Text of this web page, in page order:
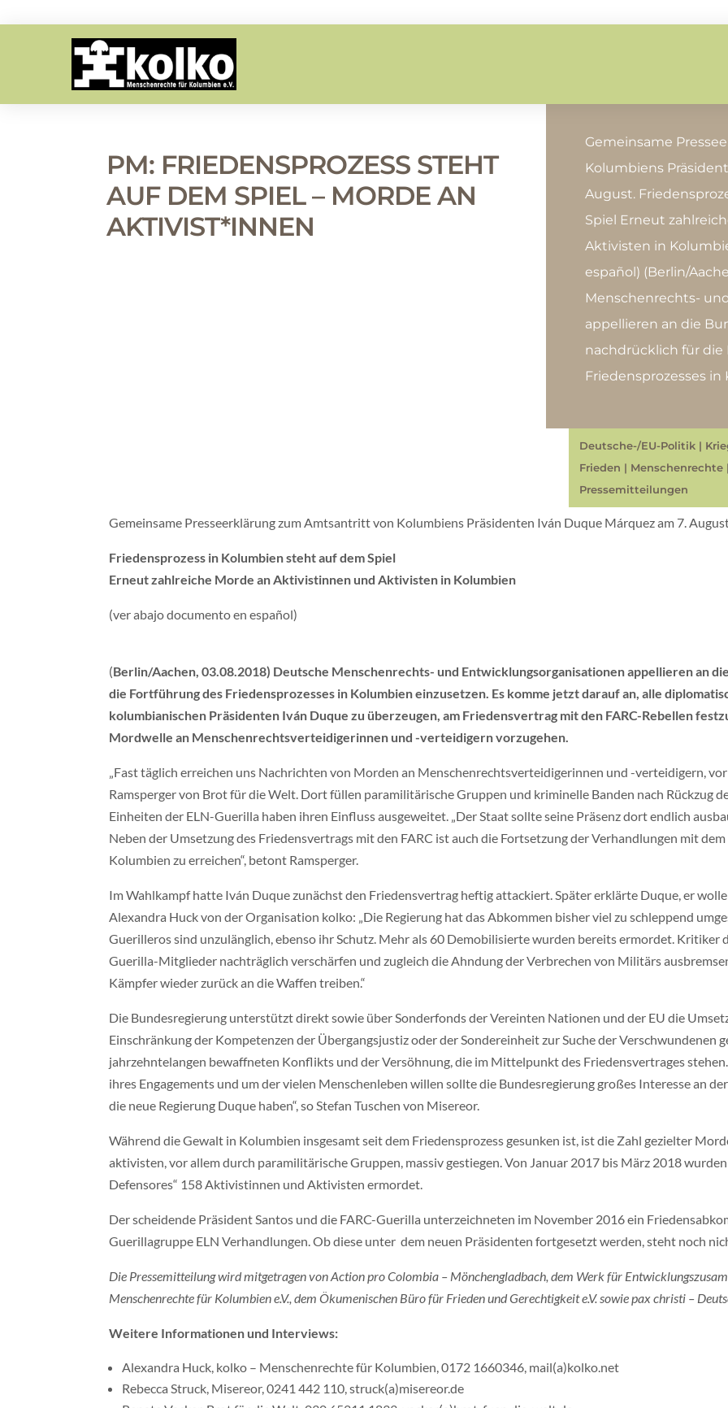
PM: FRIEDENSPROZESS STEHT
AUF DEM SPIEL – MORDE AN
AKTIVIST*INNEN
Gemeinsame
Kolumbiens
August.
Spiel Erneut
Aktivisten in
español) (Berlin/
Menschenrechts-
appellieren an die
nachdrücklich für
Friedensprozesses
Deutsche-/EU-Politik|
Frieden | Menschenrechte|
Pressemitteilungen
Gemeinsame Presseerklärung zum Amtsantritt von Kolumbiens Präsidenten Iván Duque Márquez am 7.
Friedensprozess in Kolumbien steht auf dem Spiel
Erneut zahlreiche Morde an Aktivistinnen und Aktivisten in Kolumbien
(ver abajo documento en español)
(Berlin/Aachen, 03.08.2018) Deutsche Menschenrechts- und Entwicklungsorganisationen appellieren an
die Fortführung des Friedensprozesses in Kolumbien einzusetzen. Es komme jetzt darauf an, alle
kolumbianischen Präsidenten Iván Duque zu überzeugen, am Friedensvertrag mit den FARC-Rebellen
Mordwelle an Menschenrechtsverteidigerinnen und -verteidigern vorzugehen.
„Fast täglich erreichen uns Nachrichten von Morden an Menschenrechtsverteidigerinnen und -verteidigern, vor
Ramsperger von Brot für die Welt. Dort füllen paramilitärische Gruppen und kriminelle Banden nach Rückzug
Einheiten der ELN-Guerilla haben ihren Einfluss ausgeweitet. „Der Staat sollte seine Präsenz dort endlich
Neben der Umsetzung des Friedensvertrags mit den FARC ist auch die Fortsetzung der Verhandlungen mit
Kolumbien zu erreichen“, betont Ramsperger.
Im Wahlkampf hatte Iván Duque zunächst den Friedensvertrag heftig attackiert. Später erklärte Duque, er wolle
Alexandra Huck von der Organisation kolko: „Die Regierung hat das Abkommen bisher viel zu schleppend
Guerilleros sind unzulänglich, ebenso ihr Schutz. Mehr als 60 Demobilisierte wurden bereits ermordet. Kritiker
Guerilla-Mitglieder nachträglich verschärfen und zugleich die Ahndung der Verbrechen von Militärs
Kämpfer wieder zurück an die Waffen treiben.“
Die Bundesregierung unterstützt direkt sowie über Sonderfonds der Vereinten Nationen und der EU die
Einschränkung der Kompetenzen der Übergangsjustiz oder der Sondereinheit zur Suche der Verschwundenen
jahrzehntelangen bewaffneten Konflikts und der Versöhnung, die im Mittelpunkt des Friedensvertrages
ihres Engagements und um der vielen Menschenleben willen sollte die Bundesregierung großes Interesse an
die neue Regierung Duque haben“, so Stefan Tuschen von Misereor.
Während die Gewalt in Kolumbien insgesamt seit dem Friedensprozess gesunken ist, ist die Zahl gezielter
aktivisten, vor allem durch paramilitärische Gruppen, massiv gestiegen. Von Januar 2017 bis März 2018
Defensores“ 158 Aktivistinnen und Aktivisten ermordet.
Der scheidende Präsident Santos und die FARC-Guerilla unterzeichneten im November 2016 ein
Guerillagruppe ELN Verhandlungen. Ob diese unter dem neuen Präsidenten fortgesetzt werden, steht noch
Die Pressemitteilung wird mitgetragen von Action pro Colombia – Mönchengladbach, dem Werk für
Menschenrechte für Kolumbien e.V., dem Ökumenischen Büro für Frieden und Gerechtigkeit e.V. sowie pax christi –
Weitere Informationen und Interviews:
Alexandra Huck, kolko – Menschenrechte für Kolumbien, 0172 1660346, mail(a)kolko.net
Rebecca Struck, Misereor, 0241 442 110, struck(a)misereor.de